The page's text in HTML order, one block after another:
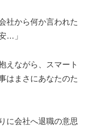
社から何か言われた
…」
えながら、スマート
はまさにあなたのた
に会社へ退職の意思